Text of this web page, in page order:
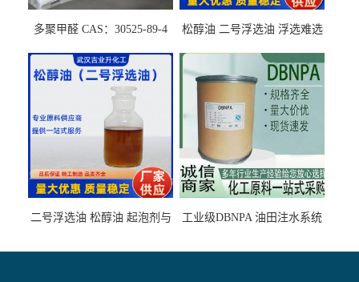
多聚甲醛 CAS：30525-89-4
松醇油 二号浮选油 浮选难选
石墨矿
二号浮选油 松醇油 起泡剂与
工业级DBNPA 油田注水系统